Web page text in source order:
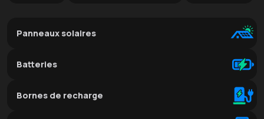
Panneaux solaires
Batteries
Bornes de recharge